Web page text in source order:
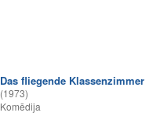
Das fliegende Klassenzimmer
(1973)
Komēdija